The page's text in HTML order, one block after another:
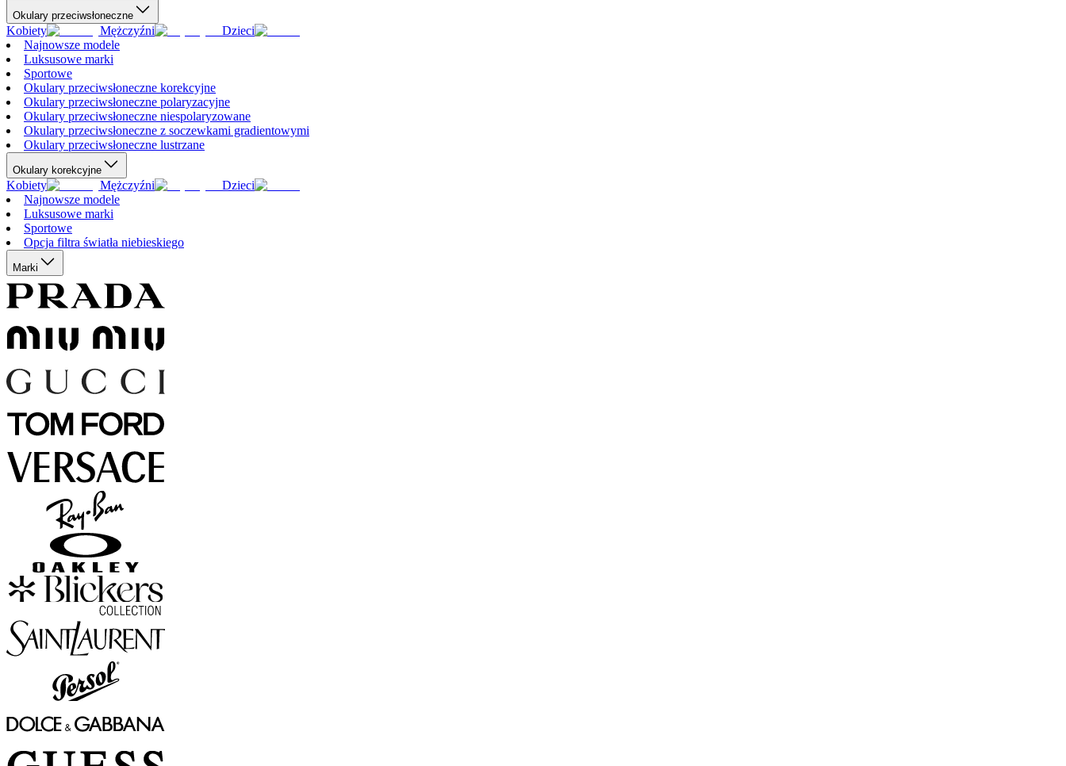
Okulary przeciwsłoneczne
Kobiety Mężczyźni
Dzieci
Najnowsze modele
Luksusowe marki
Sportowe
Okulary przeciwsłoneczne korekcyjne
Okulary przeciwsłoneczne polaryzacyjne
Okulary przeciwsłoneczne niespolaryzowane
Okulary przeciwsłoneczne z soczewkami gradientowymi
Okulary przeciwsłoneczne lustrzane
Okulary korekcyjne
Kobiety Mężczyźni
Dzieci
Najnowsze modele
Luksusowe marki
Sportowe
Opcja filtra światła niebieskiego
Marki